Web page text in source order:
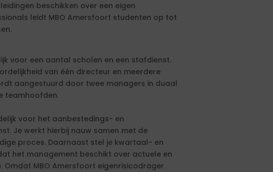
beschikken over een eigen
leidt MBO Amersfoort studenten op tot
voor een aantal scholen en een stafdienst.
van één directeur en meerdere
aangestuurd door twee managers in duaal
teamhoofden.
voor het aanbestedings- en
Je werkt hierbij nauw samen met de
proces. Daarnaast stel je kwartaal- en
het management beschikt over actuele en
MBO Amersfoort eigenrisicodrager